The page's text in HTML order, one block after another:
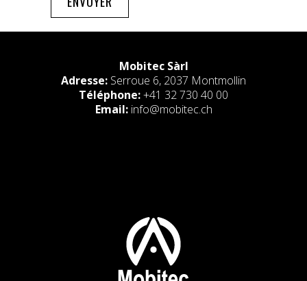
Mobitec Sàrl
Adresse: Serroue 6, 2037 Montmollin
Téléphone:+41 32 730 40 00
Email: info@mobitec.ch